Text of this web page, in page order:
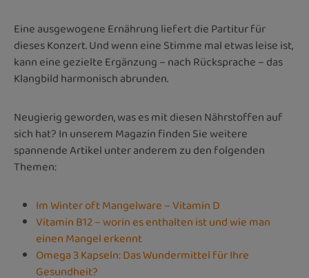
Eine ausgewogene Ernährung liefert die Partitur für
dieses Konzert. Und wenn eine Stimme mal etwas leise ist,
kann eine gezielte Ergänzung – nach Rücksprache – das
Klangbild harmonisch abrunden.
Neugierig geworden, was es mit diesen Nährstoffen auf
sich hat? In unserem Magazin finden Sie weitere
spannende Artikel unter anderem zu den folgenden
Themen:
Im Winter oft Mangelware – Vitamin D
Vitamin B12 – worin es enthalten ist und wie man
einen Mangel erkennt
Omega 3 Kapseln: Das Wundermittel für Ihre
Gesundheit?